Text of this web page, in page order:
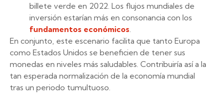
billete verde en 2022. Los flujos mundiales de
inversión estarían más en consonancia con los
fundamentos económicos.
En conjunto, este escenario facilita que tanto Europa
como Estados Unidos se beneficien de tener sus
monedas en niveles más saludables. Contribuiría así a la
tan esperada normalización de la economía mundial
tras un periodo tumultuoso.